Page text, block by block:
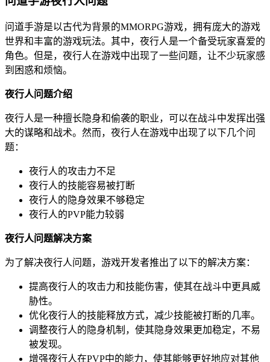
问道手游是以古代为背景的MMORPG游戏，拥有庞大的游戏
世界和丰富的游戏玩法。其中，夜行人是一个备受玩家喜爱的
角色。但是，夜行人在游戏中出现了一些问题，让不少玩家感
到困惑和烦恼。
夜行人问题介绍
夜行人是一种擅长隐身和偷袭的职业，可以在战斗中发挥出强
大的谋略和战术。然而，夜行人在游戏中出现了以下几个问
题：
夜行人的攻击力不足
夜行人的技能容易被打断
夜行人的隐身效果不够稳定
夜行人的PVP能力较弱
夜行人问题解决方案
为了解决夜行人问题，游戏开发者推出了以下的解决方案：
提高夜行人的攻击力和技能伤害，使其在战斗中更具威
胁性。
优化夜行人的技能释放方式，减少技能被打断的几率。
调整夜行人的隐身机制，使其隐身效果更加稳定，不易
被发现。
增强夜行人在PVP中的能力，使其能够更好地应对其他